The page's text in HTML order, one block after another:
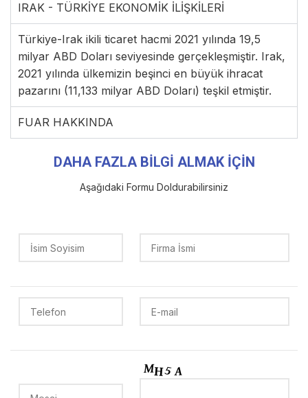
IRAK - TÜRKİYE EKONOMİK İLİŞKİLERİ
Türkiye-Irak ikili ticaret hacmi 2021 yılında 19,5
milyar ABD Doları seviyesinde gerçekleşmiştir. Irak,
2021 yılında ülkemizin beşinci en büyük ihracat
pazarını (11,133 milyar ABD Doları) teşkil etmiştir.
FUAR HAKKINDA
DAHA FAZLA BİLGİ ALMAK İÇİN
Aşağıdaki Formu Doldurabilirsiniz